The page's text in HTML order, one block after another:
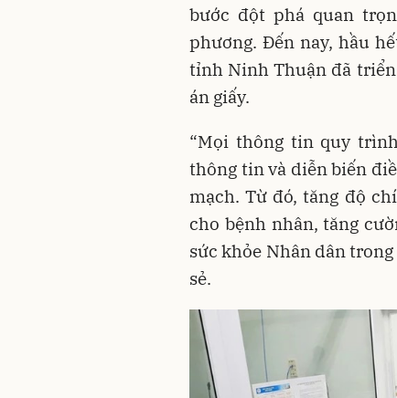
bước đột phá quan
phương. Đến nay, hầu
tỉnh Ninh Thuận đã
án giấy.
“Mọi thông tin quy
thông tin và diễn biến
mạch. Từ đó, tăng độ
cho bệnh nhân, tăng
sức khỏe Nhân dân
sẻ.